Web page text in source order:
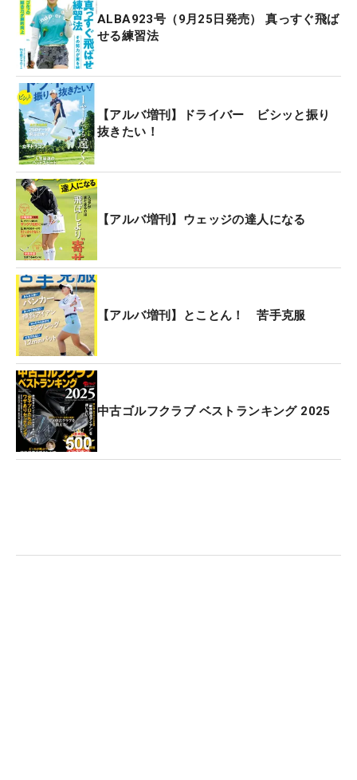
ALBA923号（9月25日発売） 真っすぐ飛ば
せる練習法
【アルバ増刊】ドライバー ビシッと振り
抜きたい！
【アルバ増刊】ウェッジの達人になる
【アルバ増刊】とことん！ 苦手克服
中古ゴルフクラブ ベストランキング 2025